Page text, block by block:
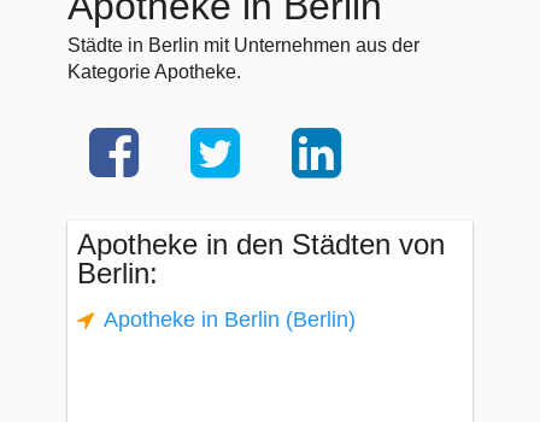
Städte in Berlin mit Unternehmen aus der
Kategorie Apotheke.
Apotheke in den Städten von
Berlin:
Apotheke in Berlin (Berlin)